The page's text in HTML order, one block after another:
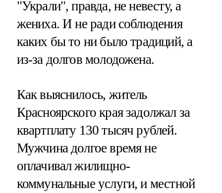
"Украли", правда, не невесту, а
жениха. И не ради соблюдения
каких бы то ни было традиций, а
из-за долгов молодожена.
Как выяснилось, житель
Красноярского края задолжал за
квартплату 130 тысяч рублей.
Мужчина долгое время не
оплачивал жилищно-
коммунальные услуги, и местной